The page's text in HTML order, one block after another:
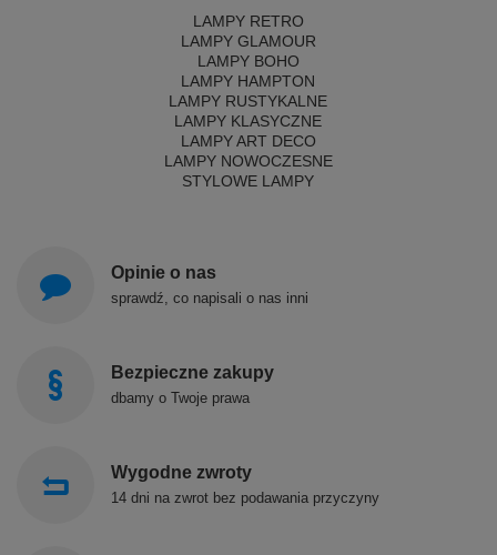
LAMPY RETRO
LAMPY GLAMOUR
LAMPY BOHO
LAMPY HAMPTON
LAMPY RUSTYKALNE
LAMPY KLASYCZNE
LAMPY ART DECO
LAMPY NOWOCZESNE
STYLOWE LAMPY
Opinie o nas
sprawdź, co napisali o nas inni
Bezpieczne zakupy
dbamy o Twoje prawa
Wygodne zwroty
14 dni na zwrot bez podawania przyczyny